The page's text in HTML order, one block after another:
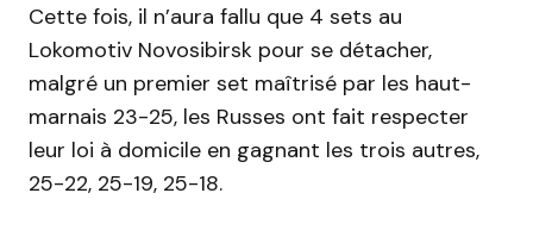
Cette fois, il n’aura fallu que 4 sets au
Lokomotiv Novosibirsk pour se détacher,
malgré un premier set maîtrisé par les haut-
marnais 23-25, les Russes ont fait respecter
leur loi à domicile en gagnant les trois autres,
25-22, 25-19, 25-18.